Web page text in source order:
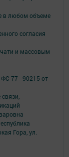
в любом объеме
согласия
и массовым
77 - 90215 от
Гора, ул.